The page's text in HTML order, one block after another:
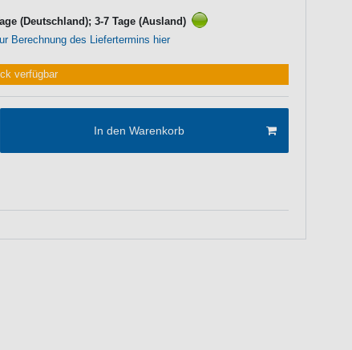
(Deutschland); 3-7 Tage (Ausland)
Berechnung des Liefertermins hier
verfügbar
In den Warenkorb